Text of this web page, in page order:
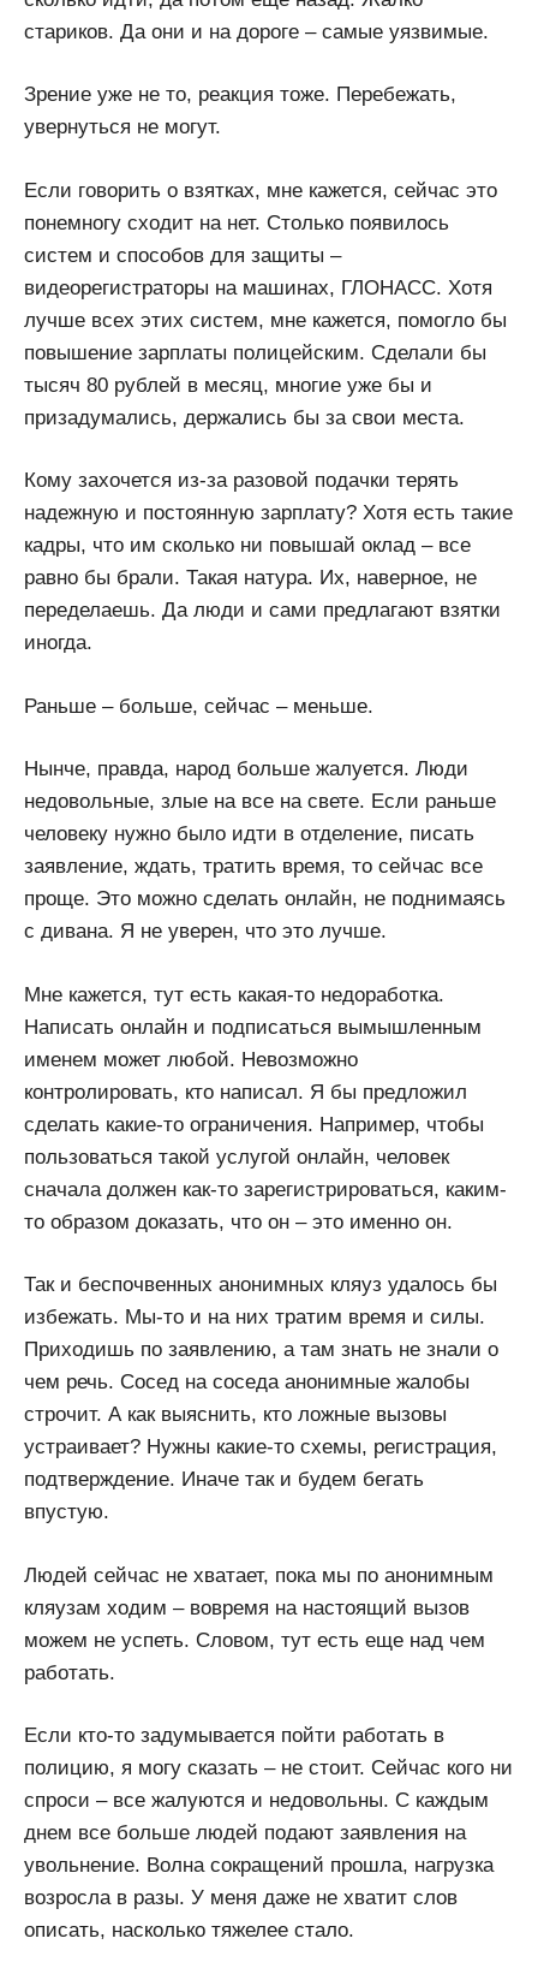
стариков. Да они и на дороге – самые уязвимые.
Зрение уже не то, реакция тоже. Перебежать,
увернуться не могут.
Если говорить о взятках, мне кажется, сейчас это
понемногу сходит на нет. Столько появилось
систем и способов для защиты –
видеорегистраторы на машинах, ГЛОНАСС. Хотя
лучше всех этих систем, мне кажется, помогло бы
повышение зарплаты полицейским. Сделали бы
тысяч 80 рублей в месяц, многие уже бы и
призадумались, держались бы за свои места.
Кому захочется из-за разовой подачки терять
надежную и постоянную зарплату? Хотя есть такие
кадры, что им сколько ни повышай оклад – все
равно бы брали. Такая натура. Их, наверное, не
переделаешь. Да люди и сами предлагают взятки
иногда.
Раньше – больше, сейчас – меньше.
Нынче, правда, народ больше жалуется. Люди
недовольные, злые на все на свете. Если раньше
человеку нужно было идти в отделение, писать
заявление, ждать, тратить время, то сейчас все
проще. Это можно сделать онлайн, не поднимаясь
с дивана. Я не уверен, что это лучше.
Мне кажется, тут есть какая-то недоработка.
Написать онлайн и подписаться вымышленным
именем может любой. Невозможно
контролировать, кто написал. Я бы предложил
сделать какие-то ограничения. Например, чтобы
пользоваться такой услугой онлайн, человек
сначала должен как-то зарегистрироваться, каким-
то образом доказать, что он – это именно он.
Так и беспочвенных анонимных кляуз удалось бы
избежать. Мы-то и на них тратим время и силы.
Приходишь по заявлению, а там знать не знали о
чем речь. Сосед на соседа анонимные жалобы
строчит. А как выяснить, кто ложные вызовы
устраивает? Нужны какие-то схемы, регистрация,
подтверждение. Иначе так и будем бегать
впустую.
Людей сейчас не хватает, пока мы по анонимным
кляузам ходим – вовремя на настоящий вызов
можем не успеть. Словом, тут есть еще над чем
работать.
Если кто-то задумывается пойти работать в
полицию, я могу сказать – не стоит. Сейчас кого ни
спроси – все жалуются и недовольны. С каждым
днем все больше людей подают заявления на
увольнение. Волна сокращений прошла, нагрузка
возросла в разы. У меня даже не хватит слов
описать, насколько тяжелее стало.